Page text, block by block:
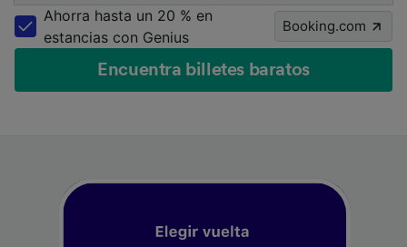
Ahorra hasta un 20 % en
estancias con Genius
Booking.com
Encuentra billetes baratos